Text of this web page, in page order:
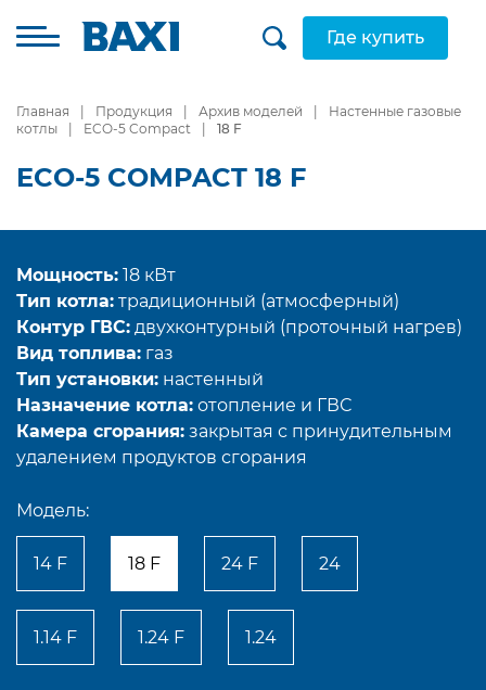
Где купить
Главная Продукция Архив моделей
Настенные газовые
котлы
ECO-5 Compact 18 F
ECO-5 COMPACT 18 F
Мощность: 18 кВт
Тип котла: традиционный (атмосферный)
Контур ГВС: двухконтурный (проточный нагрев)
Вид топлива: газ
Тип установки: настенный
Назначение котла: отопление и ГВС
Камера сгорания: закрытая с принудительным
удалением продуктов сгорания
Модель:
14 F 18 F 24 F 24
1.14 F 1.24 F 1.24